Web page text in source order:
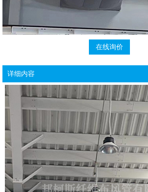
在线询价
详细内容